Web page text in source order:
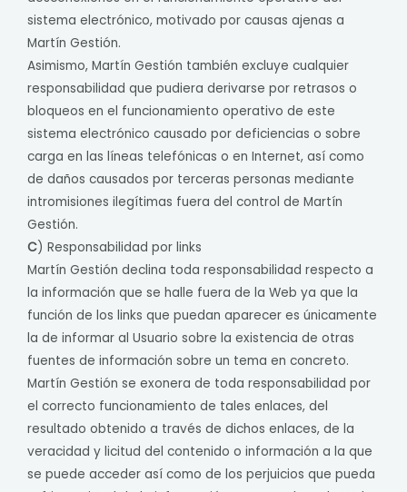
sistema electrónico, motivado por causas ajenas a
Martín Gestión.
Asimismo, Martín Gestión también excluye cualquier
responsabilidad que pudiera derivarse por retrasos o
bloqueos en el funcionamiento operativo de este
sistema electrónico causado por deficiencias o sobre
carga en las líneas telefónicas o en Internet, así como
de daños causados por terceras personas mediante
intromisiones ilegítimas fuera del control de Martín
Gestión.
C) Responsabilidad por links
Martín Gestión declina toda responsabilidad respecto a
la información que se halle fuera de la Web ya que la
función de los links que puedan aparecer es únicamente
la de informar al Usuario sobre la existencia de otras
fuentes de información sobre un tema en concreto.
Martín Gestión se exonera de toda responsabilidad por
el correcto funcionamiento de tales enlaces, del
resultado obtenido a través de dichos enlaces, de la
veracidad y licitud del contenido o información a la que
se puede acceder así como de los perjuicios que pueda